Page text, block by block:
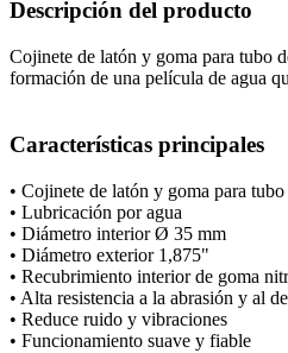
Descripción del producto
Cojinete de latón y goma para tubo
formación de una película de agua
Características principales
• Cojinete de latón y goma para
• Lubricación por agua
• Diámetro interior Ø 35 mm
• Diámetro exterior 1,875"
• Recubrimiento interior de goma
• Alta resistencia a la abrasión y al
• Reduce ruido y vibraciones
• Funcionamiento suave y fiable